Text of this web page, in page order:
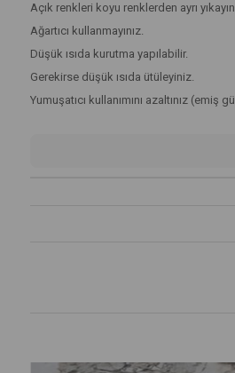
Açık renkleri koyu renklerden ayrı
Ağartıcı kullanmayınız.
Düşük ısıda kurutma yapılabilir.
Gerekirse düşük ısıda ütüleyiniz.
Yumuşatıcı kullanımını azaltınız (emiş